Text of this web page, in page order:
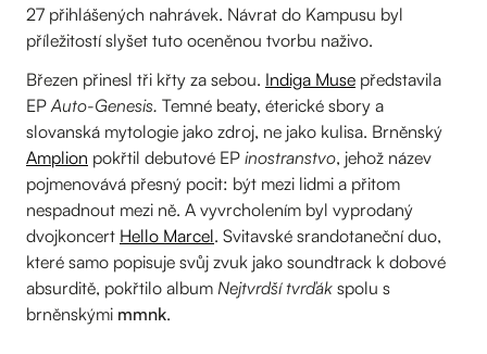
27 přihlášených nahrávek. Návrat do Kampusu byl
příležitostí slyšet tuto oceněnou tvorbu naživo.
Březen přinesl tři křty za sebou. Indiga Muse představila
EP Auto-Genesis. Temné beaty, éterické sbory a
slovanská mytologie jako zdroj, ne jako kulisa. Brněnský
Amplion pokřtil debutové EP inostranstvo, jehož název
pojmenovává přesný pocit: být mezi lidmi a přitom
nespadnout mezi ně. A vyvrcholením byl vyprodaný
dvojkoncert Hello Marcel. Svitavské srandotaneční duo,
které samo popisuje svůj zvuk jako soundtrack k dobové
absurditě, pokřtilo album Nejtvrdší tvrďák spolu s
brněnskými mmnk.